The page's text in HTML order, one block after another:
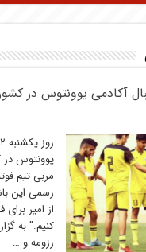
آکادمی یوونتوس در
یوونتوس در
مربی تیم
رسمی این
از امیر
کنیم.” به
رزومه و …